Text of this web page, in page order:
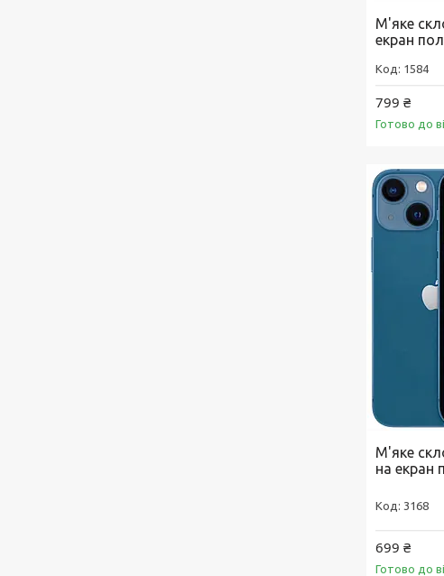
М'яке
екран
1584
799 ₴
Готово до
М'яке
на екран
3168
699 ₴
Готово до